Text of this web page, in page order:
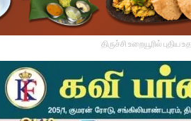
திருச்சி உறையூரில் புதிய